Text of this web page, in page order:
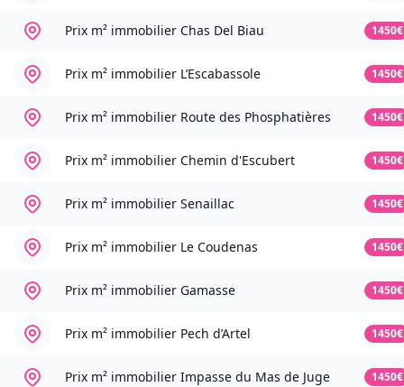
Prix m² immobilier Chas Del Biau 1450€
Prix m² immobilier L’Escabassole 1450€
Prix m² immobilier Route des Phosphatières 1450€
Prix m² immobilier Chemin d'Escubert 1450€
Prix m² immobilier Senaillac 1450€
Prix m² immobilier Le Coudenas 1450€
Prix m² immobilier Gamasse 1450€
Prix m² immobilier Pech d’Artel 1450€
Prix m² immobilier Impasse du Mas de Juge 1450€